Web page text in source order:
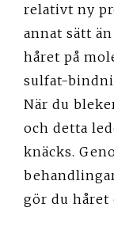
relativt ny
annat sätt
håret på
sulfat-
När du
och detta
knäcks.
gör du håret